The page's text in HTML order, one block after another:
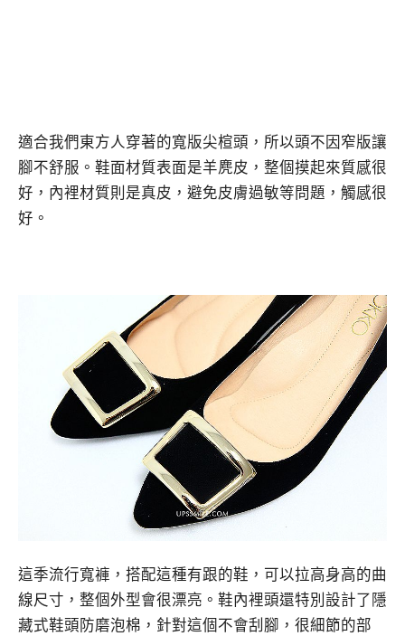
適合我們東方人穿著的寬版尖楦頭，所以頭不因窄版讓
腳不舒服。鞋面材質表面是羊麂皮，整個摸起來質感很
好，內裡材質則是真皮，避免皮膚過敏等問題，觸感很
好。
這季流行寬褲，搭配這種有跟的鞋，可以拉高身高的曲
線尺寸，整個外型會很漂亮。鞋內裡頭還特別設計了隱
藏式鞋頭防磨泡棉，針對這個不會刮腳，很細節的部